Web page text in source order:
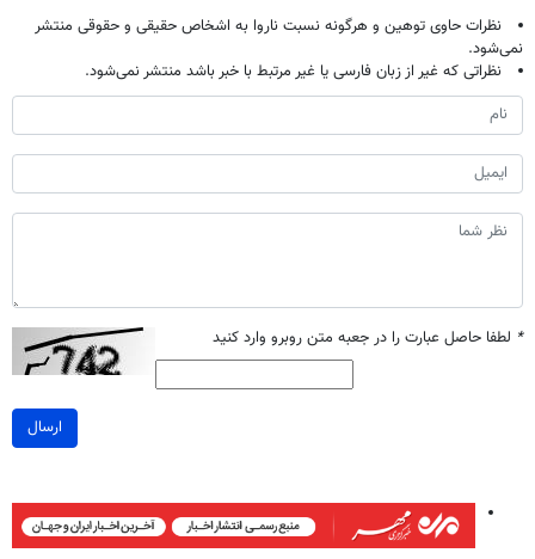
نظرات حاوی توهین و هرگونه نسبت ناروا به اشخاص حقیقی و حقوقی منتشر
نمی‌شود.
نظراتی که غیر از زبان فارسی یا غیر مرتبط با خبر باشد منتشر نمی‌شود.
* لطفا حاصل عبارت را در جعبه متن روبرو وارد کنید
ارسال